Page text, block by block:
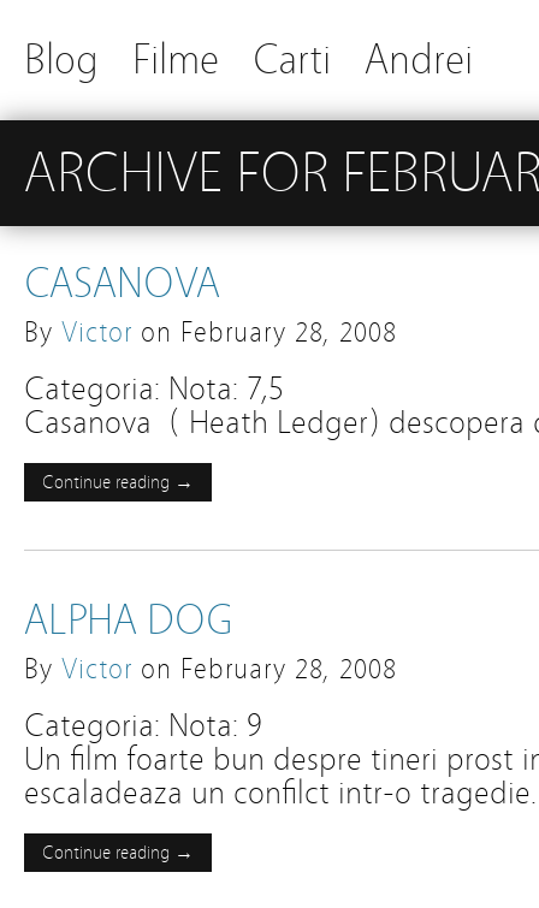
Blog Filme Carti Andrei
ARCHIVE FOR
CASANOVA
By Victor on February 28, 2008
Categoria: Nota: 7,5
Casanova ( Heath Ledger) descopera
Continue reading →
ALPHA DOG
By Victor on February 28, 2008
Categoria: Nota: 9
Un film foarte bun despre tineri prost
escaladeaza un confilct intr-o tragedie.
Continue reading →